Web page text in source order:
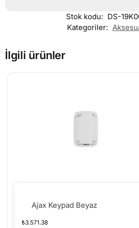
Stok kodu: DS-
Kategoriler:
İlgili ürünler
Ajax Keypad Beyaz
₺3.571.38